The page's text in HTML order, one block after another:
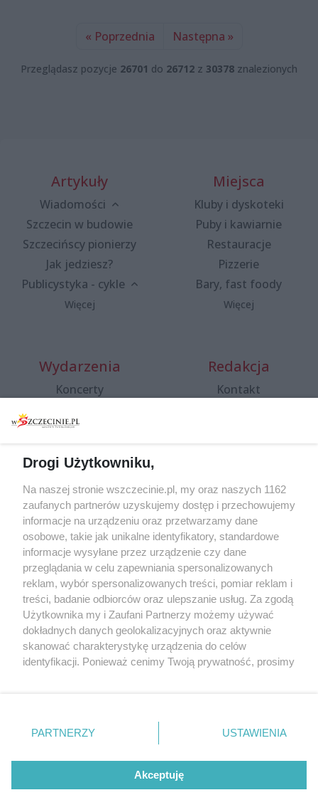
« Poprzednia Następna »
Przeglądasz pozycje 26701 do 26712 z 30378 znalezionych
Artykuły
Wiadomości
Szczecin w budowie
Szczecińscy pionierzy
Jak jedziesz?
Publicystyka - cykle
Więcej
Miejsca
Kluby i dyskoteki
Puby i kawiarnie
Restauracje
Pizzerie
Bary, fast foody
Więcej
Wydarzenia
Koncerty
Spacery i oprowadzania
targi
Wernisaże
Więcej
Redakcja
Kontakt
Specjalny koncert z okazji
20. urodzin portalu
wSzczecinie.pl
Regulamin konkursów
śniadaniówka "Hej
Szczecin! Jest piątek!"
Partnerzy
Praca Szczecin
© 2026 wSzczecinie.pl
Created by GOD
Drogi Użytkowniku,
Na naszej stronie wszczecinie.pl, my oraz naszych 1162
zaufanych partnerów uzyskujemy dostęp i przechowujemy
informacje na urządzeniu oraz przetwarzamy dane
osobowe, takie jak unikalne identyfikatory, standardowe
informacje wysyłane przez urządzenie czy dane
przeglądania w celu zapewniania spersonalizowanych
reklam, wybór spersonalizowanych treści, pomiar reklam i
treści, badanie odbiorców oraz ulepszanie usług. Za zgodą
Użytkownika my i Zaufani Partnerzy możemy używać
dokładnych danych geolokalizacyjnych oraz aktywnie
skanować charakterystykę urządzenia do celów
identyfikacji. Ponieważ cenimy Twoją prywatność, prosimy
prywatności znajdujący się w lewym dolnym rogu strony
. Niektóre rodzaje przetwarzania danych nie wymagają
takiemu przetwarzaniu. Preferencje będą miały
zastosowania tylko na tej witrynie.
PARTNERZY USTAWIENIA
Akceptuję